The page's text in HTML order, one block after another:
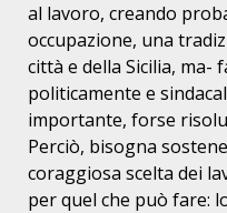
al lavoro, creando
occupazione, una
città e della Sicilia,
politicamente e
importante, forse
Perciò, bisogna
coraggiosa scelta dei
per quel che può fare: